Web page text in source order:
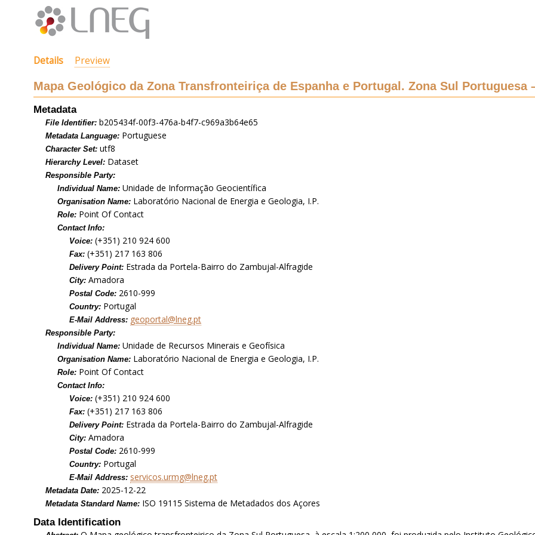
Details Preview
Mapa Geológico da Zona Transfronteiriça de Espanha e Portugal. Zona Sul Portuguesa
Metadata
File Identifier: b205434f-00f3-476a-b4f7-c969a3b64e65
Metadata Language: Portuguese
Character Set: utf8
Hierarchy Level: Dataset
Responsible Party:
Individual Name: Unidade de Informação Geocientífica
Organisation Name: Laboratório Nacional de Energia e Geologia, I.P.
Role: Point Of Contact
Contact Info:
Voice: (+351) 210 924 600
Fax: (+351) 217 163 806
Delivery Point: Estrada da Portela-Bairro do Zambujal-Alfragide
City: Amadora
Postal Code: 2610-999
Country: Portugal
E-Mail Address: geoportal@lneg.pt
Responsible Party:
Individual Name: Unidade de Recursos Minerais e Geofísica
Organisation Name: Laboratório Nacional de Energia e Geologia, I.P.
Role: Point Of Contact
Contact Info:
Voice: (+351) 210 924 600
Fax: (+351) 217 163 806
Delivery Point: Estrada da Portela-Bairro do Zambujal-Alfragide
City: Amadora
Postal Code: 2610-999
Country: Portugal
E-Mail Address: servicos.urmg@lneg.pt
Metadata Date: 2025-12-22
Metadata Standard Name: ISO 19115 Sistema de Metadados dos Açores
Data Identification